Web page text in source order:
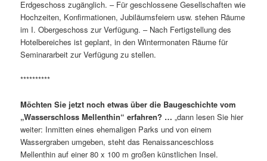
Erdgeschoss zugänglich. – Für geschlossene Gesellschaften wie
Hochzeiten, Konfirmationen, Jubiläumsfeiern usw. stehen Räume
im I. Obergeschoss zur Verfügung. – Nach Fertigstellung des
Hotelbereiches ist geplant, in den Wintermonaten Räume für
Seminararbeit zur Verfügung zu stellen.
**********
Möchten Sie jetzt noch etwas über die Baugeschichte vom
„Wasserschloss Mellenthin“ erfahren? … „dann lesen Sie hier
weiter: Inmitten eines ehemaligen Parks und von einem
Wassergraben umgeben, steht das Renaissanceschloss
Mellenthin auf einer 80 x 100 m großen künstlichen Insel.